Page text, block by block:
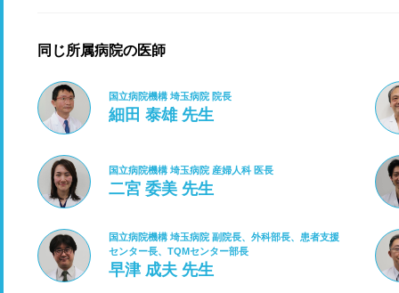
同じ所属病院の医師
国立病院機構 埼玉病院 院長
細田 泰雄 先生
国立病院機構 埼玉病院 産婦人科 医長
二宮 委美 先生
国立病院機構 埼玉病院 副院長、外科部長、患者支援
センター長、TQMセンター部長
早津 成夫 先生